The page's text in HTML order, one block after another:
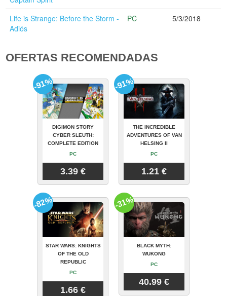
Life is Strange: Before the Storm -
Adiós
PC 5/3/2018
OFERTAS RECOMENDADAS
DIGIMON STORY
CYBER SLEUTH:
COMPLETE EDITION
PC
3.39 €
-91%
THE INCREDIBLE
ADVENTURES OF VAN
HELSING II
PC
1.21 €
-91%
STAR WARS: KNIGHTS
OF THE OLD
REPUBLIC
PC
1.66 €
-82%
BLACK MYTH:
WUKONG
PC
40.99 €
-31%